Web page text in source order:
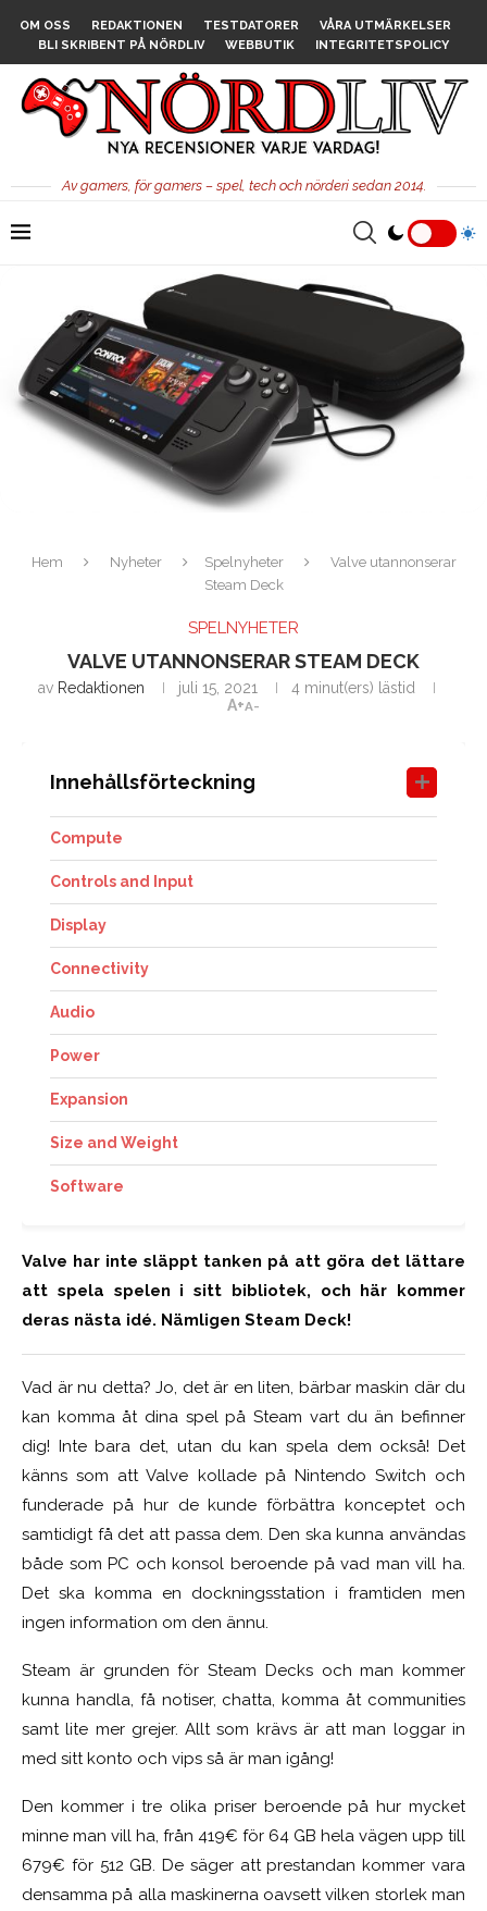
OM OSS REDAKTIONEN TESTDATORER
VÅRA UTMÄRKELSER
BLI SKRIBENT PÅ NÖRDLIV
WEBBUTIK INTEGRITETSPOLICY
Av gamers, för gamers – spel, tech och nörderi sedan 2014.
Hem Nyheter Spelnyheter
Valve utannonserar
Steam Deck
SPELNYHETER
VALVE UTANNONSERAR STEAM DECK
av Redaktionen juli 15, 2021
4 minut(ers) lästid
A+A-
Innehållsförteckning
Compute
Controls and Input
Display
Connectivity
Audio
Power
Expansion
Size and Weight
Software
Valve har inte släppt tanken på att göra det lättare
att spela spelen i sitt bibliotek, och här kommer
deras nästa idé. Nämligen Steam Deck!
Vad är nu detta? Jo, det är en liten, bärbar maskin där du
kan komma åt dina spel på Steam vart du än befinner
dig! Inte bara det, utan du kan spela dem också! Det
känns som att Valve kollade på Nintendo Switch och
funderade på hur de kunde förbättra konceptet och
samtidigt få det att passa dem. Den ska kunna användas
både som PC och konsol beroende på vad man vill ha.
Det ska komma en dockningsstation i framtiden men
ingen information om den ännu.
Steam är grunden för Steam Decks och man kommer
kunna handla, få notiser, chatta, komma åt communities
samt lite mer grejer. Allt som krävs är att man loggar in
med sitt konto och vips så är man igång!
Den kommer i tre olika priser beroende på hur mycket
minne man vill ha, från 419€ för 64 GB hela vägen upp till
679€ för 512 GB. De säger att prestandan kommer vara
densamma på alla maskinerna oavsett vilken storlek man